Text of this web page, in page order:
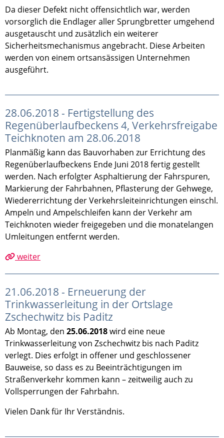
Da dieser Defekt nicht offensichtlich war, werden
vorsorglich die Endlager aller Sprungbretter umgehend
ausgetauscht und zusätzlich ein weiterer
Sicherheitsmechanismus angebracht. Diese Arbeiten
werden von einem ortsansässigen Unternehmen
ausgeführt.
28.06.2018 - Fertigstellung des
Regenüberlaufbeckens 4, Verkehrsfreigabe
Teichknoten am 28.06.2018
Planmäßig kann das Bauvorhaben zur Errichtung des
Regenüberlaufbeckens Ende Juni 2018 fertig gestellt
werden. Nach erfolgter Asphaltierung der Fahrspuren,
Markierung der Fahrbahnen, Pflasterung der Gehwege,
Wiedererrichtung der Verkehrsleiteinrichtungen einschl.
Ampeln und Ampelschleifen kann der Verkehr am
Teichknoten wieder freigegeben und die monatelangen
Umleitungen entfernt werden.
weiter
21.06.2018 - Erneuerung der
Trinkwasserleitung in der Ortslage
Zschechwitz bis Paditz
Ab Montag, den 25.06.2018wird eine neue
Trinkwasserleitung von Zschechwitz bis nach Paditz
verlegt. Dies erfolgt in offener und geschlossener
Bauweise, so dass es zu Beeinträchtigungen im
Straßenverkehr kommen kann – zeitweilig auch zu
Vollsperrungen der Fahrbahn.
Vielen Dank für Ihr Verständnis.